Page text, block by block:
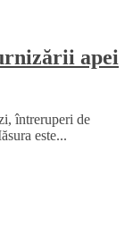
apei
întreruperi de
este...